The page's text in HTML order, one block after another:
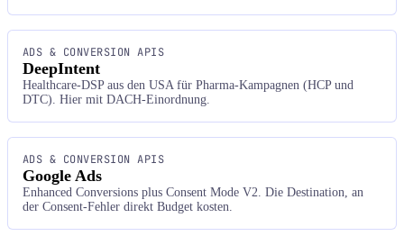
ADS & CONVERSION APIS
DeepIntent
Healthcare-DSP aus den USA für Pharma-Kampagnen (HCP und
DTC). Hier mit DACH-Einordnung.
ADS & CONVERSION APIS
Google Ads
Enhanced Conversions plus Consent Mode V2. Die Destination, an
der Consent-Fehler direkt Budget kosten.